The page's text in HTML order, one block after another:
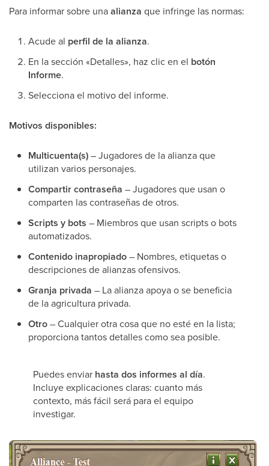
Para informar sobre unaalianza que infringe las normas:
Acude al perfil de la alianza.
En la sección «Detalles», haz clic en el botón
Informe.
Selecciona el motivo del informe.
Motivos disponibles:
Multicuenta(s)– Jugadores de la alianza que
utilizan varios personajes.
Compartir contraseña – Jugadores que usan o
comparten las contraseñas de otros.
Scripts y bots – Miembros que usan scripts o bots
automatizados.
Contenido inapropiado– Nombres, etiquetas o
descripciones de alianzas ofensivos.
Granja privada – La alianza apoya o se beneficia
de la agricultura privada.
Otro– Cualquier otra cosa que no esté en la lista;
proporciona tantos detalles como sea posible.
Puedes enviar hasta dos informes al día.
Incluye explicaciones claras: cuanto más
contexto, más fácil será para el equipo
investigar.